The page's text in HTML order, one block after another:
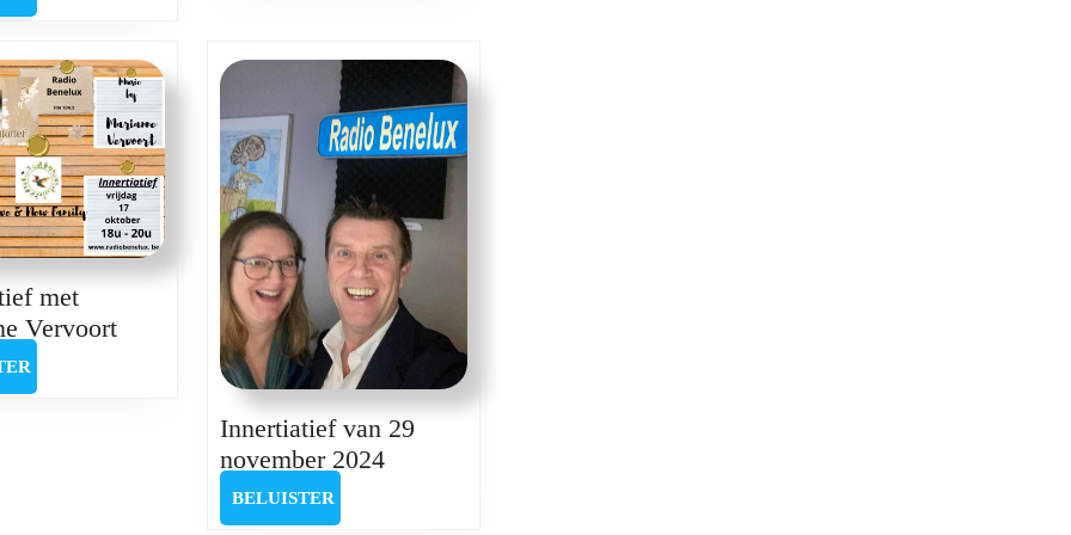
en
Hannelore
Bertrand
met
VervoortInnertiatief
Innertiatief van 29
november 2024Innertiatief
BELUISTERBELUISTER